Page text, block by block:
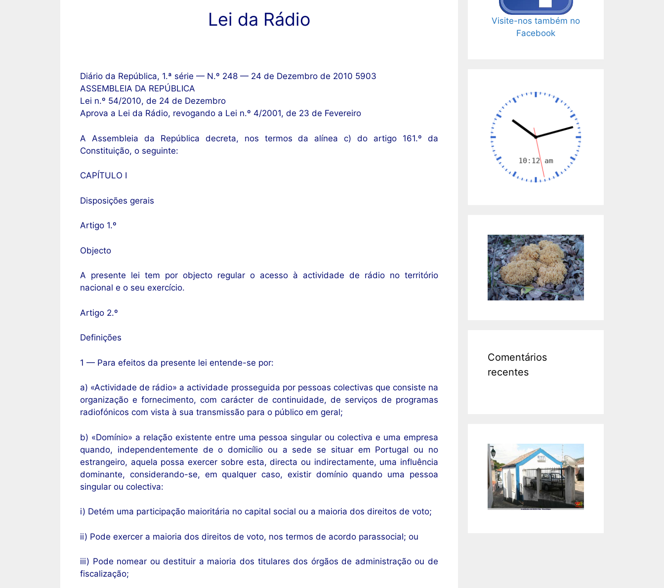
Lei da Rádio
Diário da República, 1.ª série — N.º 248 — 24 de Dezembro de 2010 5903
ASSEMBLEIA DA REPÚBLICA
Lei n.º 54/2010, de 24 de Dezembro
Aprova a Lei da Rádio, revogando a Lei n.º 4/2001, de 23 de Fevereiro
A Assembleia da República decreta, nos termos da alínea c) do artigo 161.º da
Constituição, o seguinte:
CAPÍTULO I
Disposições gerais
Artigo 1.º
Objecto
A presente lei tem por objecto regular o acesso à actividade de rádio no território
nacional e o seu exercício.
Artigo 2.º
Definições
1 — Para efeitos da presente lei entende-se por:
a) «Actividade de rádio» a actividade prosseguida por pessoas colectivas que consiste na
organização e fornecimento, com carácter de continuidade, de serviços de programas
radiofónicos com vista à sua transmissão para o público em geral;
b) «Domínio» a relação existente entre uma pessoa singular ou colectiva e uma empresa
quando, independentemente de o domicílio ou a sede se situar em Portugal ou no
estrangeiro, aquela possa exercer sobre esta, directa ou indirectamente, uma influência
dominante, considerando-se, em qualquer caso, existir domínio quando uma pessoa
singular ou colectiva:
i) Detém uma participação maioritária no capital social ou a maioria dos direitos de voto;
ii) Pode exercer a maioria dos direitos de voto, nos termos de acordo parassocial; ou
iii) Pode nomear ou destituir a maioria dos titulares dos órgãos de administração ou de
fiscalização;
Visite-nos também no
Facebook
Comentários
recentes